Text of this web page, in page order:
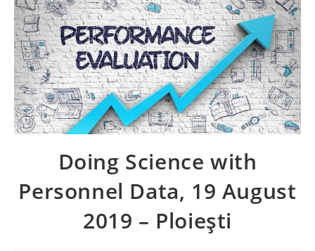
Doing Science with
Personnel Data, 19 August
2019 – Ploiești